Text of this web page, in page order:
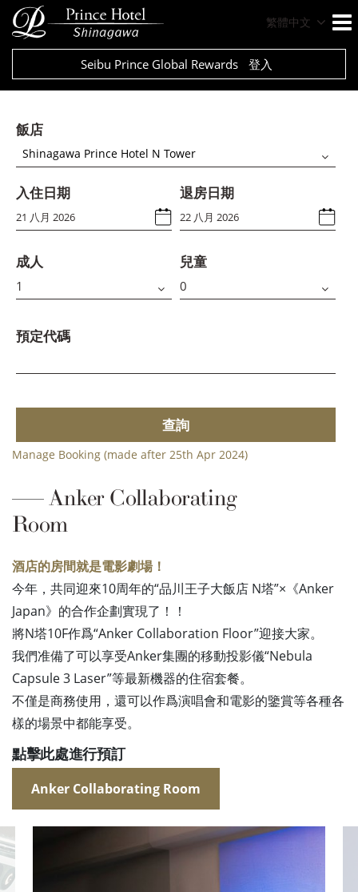
繁體中文
Seibu Prince Global Rewards 登入
飯店
Shinagawa Prince Hotel N Tower
入住日期 退房日期
成人 兒童
預定代碼
查詢
Manage Booking (made after 25th Apr 2024)
Anker Collaborating
Room
酒店的房間就是電影劇場！
今年，共同迎來10周年的“品川王子大飯店 N塔”×《Anker
Japan》的合作企劃實現了！！
將N塔10F作爲“Anker Collaboration Floor”迎接大家。
我們准備了可以享受Anker集團的移動投影儀“Nebula
Capsule 3 Laser”等最新機器的住宿套餐。
不僅是商務使用，還可以作爲演唱會和電影的鑒賞等各種各
樣的場景中都能享受。
點擊此處進行預訂
Anker Collaborating Room